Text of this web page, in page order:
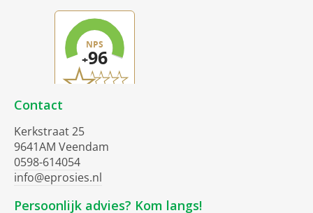
Contact
Kerkstraat 25
9641AM Veendam
0598-614054
info@eprosies.nl
Persoonlijk advies? Kom langs!